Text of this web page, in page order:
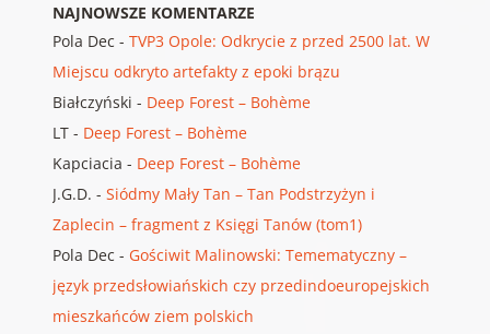
NAJNOWSZE KOMENTARZE
Pola Dec - TVP3 Opole: Odkrycie z przed 2500 lat. W
Miejscu odkryto artefakty z epoki brązu
Białczyński - Deep Forest – Bohème
LT- Deep Forest – Bohème
Kapciacia - Deep Forest – Bohème
J.G.D. - Siódmy Mały Tan – Tan Podstrzyżyn i
Zaplecin – fragment z Księgi Tanów (tom1)
Pola Dec - Gościwit Malinowski: Temematyczny –
język przedsłowiańskich czy przedindoeuropejskich
mieszkańców ziem polskich